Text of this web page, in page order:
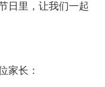
日里，让我们一起
家长：